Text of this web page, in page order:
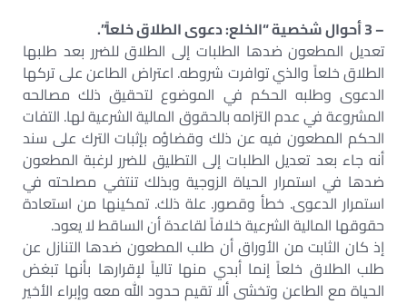
– 3 أحوال شخصية “الخلع: دعوى الطلاق خلعاً”.
تعديل المطعون ضدها الطلبات إلى الطلاق للضرر بعد طلبها
الطلاق خلعاً والذي توافرت شروطه. اعتراض الطاعن على تركها
الدعوى وطلبه الحكم في الموضوع لتحقيق ذلك مصالحه
المشروعة في عدم التزامه بالحقوق المالية الشرعية لها. التفات
الحكم المطعون فيه عن ذلك وقضاؤه بإثبات الترك على سند
أنه جاء بعد تعديل الطلبات إلى التطليق للضرر لرغبة المطعون
ضدها في استمرار الحياة الزوجية وبذلك تنتفي مصلحته في
استمرار الدعوى. خطأ وقصور. علة ذلك. تمكينها من استعادة
حقوقها المالية الشرعية خلافاً لقاعدة أن الساقط لا يعود.
إذ كان الثابت من الأوراق أن طلب المطعون ضدها التنازل عن
طلب الطلاق خلعاً إنما أبدي منها تالياً لإقرارها بأنها تبغض
الحياة مع الطاعن وتخشى ألا تقيم حدود الله معه وإبراء الأخير